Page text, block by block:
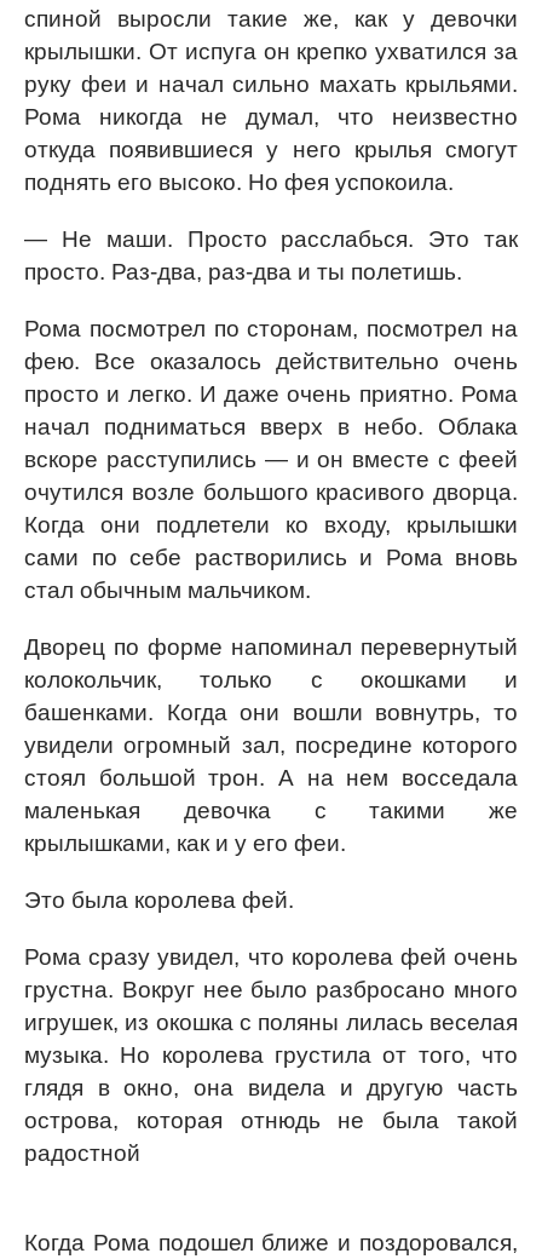
спиной выросли такие же, как у девочки
крылышки. От испуга он крепко ухватился за
руку феи и начал сильно махать крыльями.
Рома никогда не думал, что неизвестно
откуда появившиеся у него крылья смогут
поднять его высоко. Но фея успокоила.
— Не маши. Просто расслабься. Это так
просто. Раз-два, раз-два и ты полетишь.
Рома посмотрел по сторонам, посмотрел на
фею. Все оказалось действительно очень
просто и легко. И даже очень приятно. Рома
начал подниматься вверх в небо. Облака
вскоре расступились — и он вместе с феей
очутился возле большого красивого дворца.
Когда они подлетели ко входу, крылышки
сами по себе растворились и Рома вновь
стал обычным мальчиком.
Дворец по форме напоминал перевернутый
колокольчик, только с окошками и
башенками. Когда они вошли вовнутрь, то
увидели огромный зал, посредине которого
стоял большой трон. А на нем восседала
маленькая девочка с такими же
крылышками, как и у его феи.
Это была королева фей.
Рома сразу увидел, что королева фей очень
грустна. Вокруг нее было разбросано много
игрушек, из окошка с поляны лилась веселая
музыка. Но королева грустила от того, что
глядя в окно, она видела и другую часть
острова, которая отнюдь не была такой
радостной
Когда Рома подошел ближе и поздоровался,